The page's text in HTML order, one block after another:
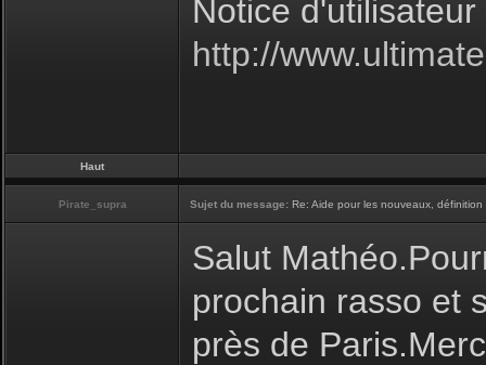
Notice
http://
Haut
Pirate_supra Sujet du message: Re: Aide pour les nouveaux,
Salut
prochain rasso et
près de